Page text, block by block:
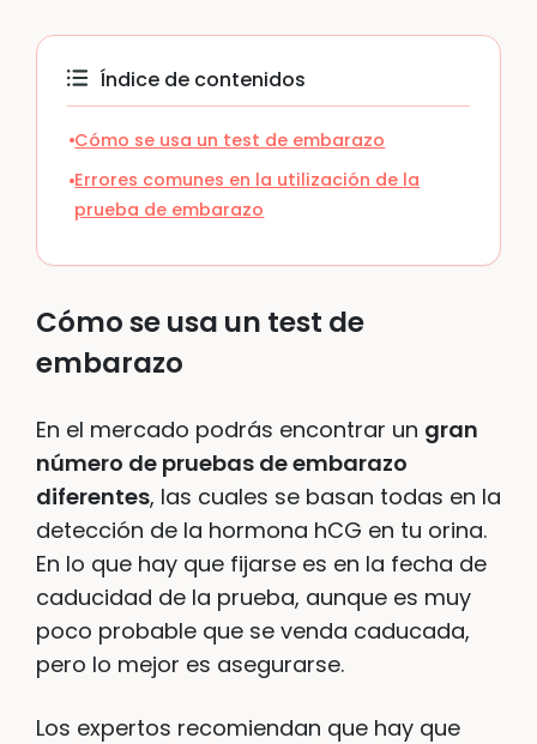
Índice de contenidos
Cómo se usa un test de embarazo
Errores comunes en la utilización de la
prueba de embarazo
Cómo se usa un test de
embarazo
En el mercado podrás encontrar un gran
número de pruebas de embarazo
diferentes, las cuales se basan todas en la
detección de la hormona hCG en tu orina.
En lo que hay que fijarse es en la fecha de
caducidad de la prueba, aunque es muy
poco probable que se venda caducada,
pero lo mejor es asegurarse.
Los expertos recomiendan que hay que